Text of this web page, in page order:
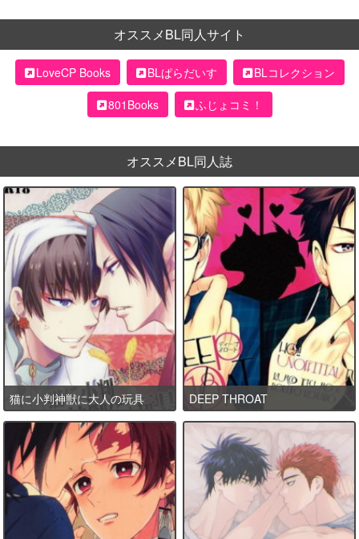
オススメBL同人サイト
LoveCP Books BLぱらだいす
BLコレクション
801Books
ふじょコミ！
オススメBL同人誌
猫に小判神獣に大人の玩具 DEEP THROAT